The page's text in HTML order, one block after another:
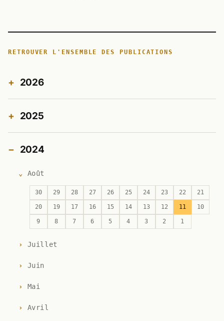
RETROUVER L'ENSEMBLE DES PUBLICATIONS
2026
2025
2024
Août
30 29 28 27 26 25 24 23 22 21
20 19 17 16 15 14 13 12 11 10
9 8 7 6 5 4 3 2 1
Juillet
Juin
Mai
Avril